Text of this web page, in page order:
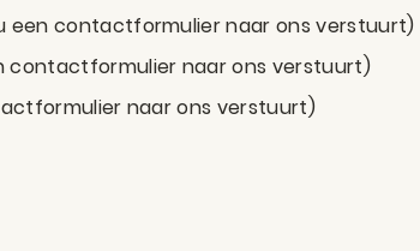
een contactformulier naar ons verstuurt)
contactformulier naar ons verstuurt)
naar ons verstuurt)